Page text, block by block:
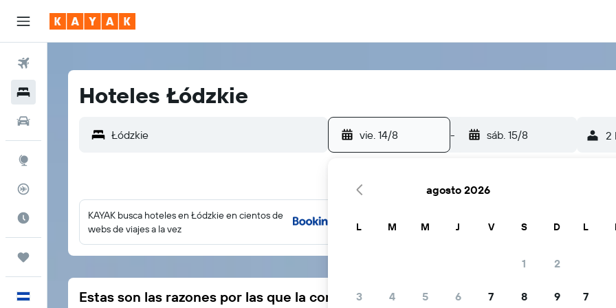
HotelesHoteles Łódzkie
vie. 14/8 - sáb. 15/8 2
KAYAK busca hoteles en Łódzkie en cientos de
webs de viajes a la vez
Estas son las razones por las que la comunidad viajera elige KAYAK
agosto 2026
L M M J V S D
1 2
3 4 5 6 7 8 9
L
7